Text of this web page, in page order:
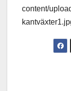
content/